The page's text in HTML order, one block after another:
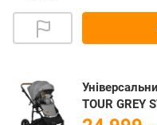
TOUR GREY